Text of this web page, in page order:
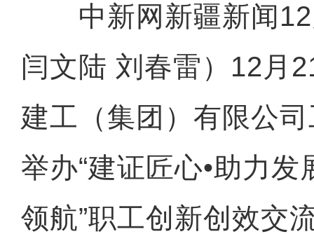
中新网新疆新闻12
闫文陆 刘春雷）12月
建工（集团）有限公
举办“建证匠心•助力发
领航”职工创新创效交